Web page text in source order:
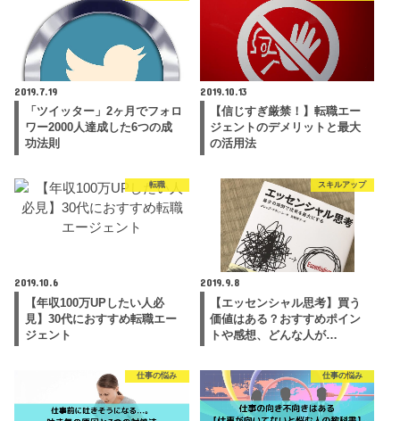
2019.7.19
「ツイッター」2ヶ月でフォロ
ワー2000人達成した6つの成
功法則
2019.10.13
【信じすぎ厳禁！】転職エー
ジェントのデメリットと最大
の活用法
転職
2019.10.6
【年収100万UPしたい人必
見】30代におすすめ転職エー
ジェント
スキルアップ
2019.9.8
【エッセンシャル思考】買う
価値はある？おすすめポイン
トや感想、どんな人が…
仕事の悩み 仕事の悩み